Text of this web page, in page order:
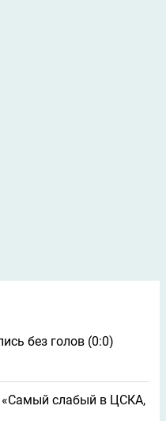
без голов (0:0)
«Самый слабый в ЦСКА,